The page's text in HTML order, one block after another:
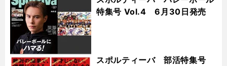
特集号 Vol.4 6月30日発売
スポルティーバ 部活特集号